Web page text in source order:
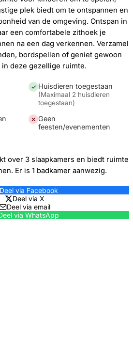
plek biedt om te ontspannen en
van de omgeving. Ontspan in
een comfortabele zithoek je
na een dag verkennen. Verzamel
bordspellen of geniet gewoon
deze gezellige ruimte.
✓ Huisdieren toegestaan
(Maximaal 2 huisdieren
toegestaan)
✕ Geen
feesten/evenementen
over 3 slaapkamers en biedt ruimte
Er is 1 badkamer aanwezig.
via Facebook
Deel via X
Deel via email
via WhatsApp